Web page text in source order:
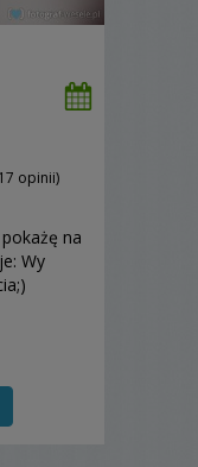
opinii)
na
Wy